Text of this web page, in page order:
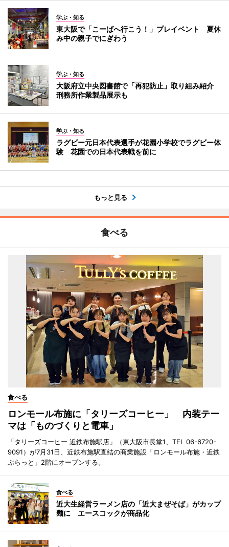
学ぶ・知る
東大阪で「こーばへ行こう！」プレイベント 夏休
み中の親子でにぎわう
学ぶ・知る
大阪府立中央図書館で「再犯防止」取り組み紹介
刑務所作業製品展示も
学ぶ・知る
ラグビー元日本代表選手が花園小学校でラグビー体
験 花園での日本代表戦を前に
もっと見る
食べる
食べる
ロンモール布施に「タリーズコーヒー」 内装テー
マは「ものづくりと電車」
「タリーズコーヒー 近鉄布施駅店」（東大阪市長堂1、TEL 06-6720-
9091）が7月31日、近鉄布施駅直結の商業施設「ロンモール布施・近鉄
ぷらっと」2階にオープンする。
食べる
近大生経営ラーメン店の「近大まぜそば」がカップ
麺に エースコックが商品化